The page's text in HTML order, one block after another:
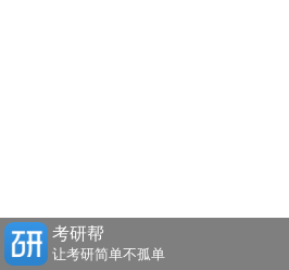
考研帮
让考研简单不孤单